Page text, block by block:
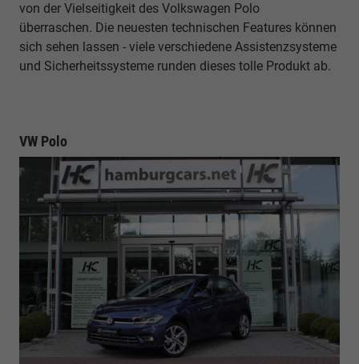
von der Vielseitigkeit des Volkswagen Polo
überraschen. Die neuesten technischen Features können
sich sehen lassen - viele verschiedene Assistenzsysteme
und Sicherheitssysteme runden dieses tolle Produkt ab.
VW Polo